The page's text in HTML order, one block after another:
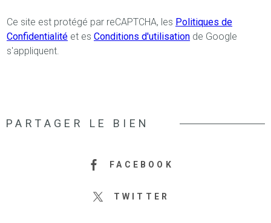
Ce site est protégé par reCAPTCHA, les Politiques de
Confidentialité et es Conditions d'utilisation de Google
s'appliquent.
PARTAGER LE BIEN
FACEBOOK
TWITTER